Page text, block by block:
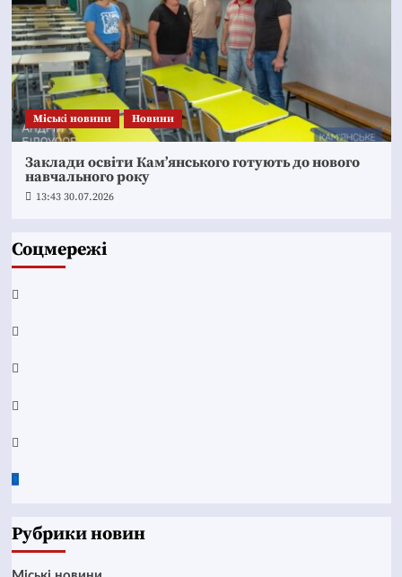
Mіські новини Новини
Заклади освіти Кам’янського готують до нового
навчального року
13:43 30.07.2026
Соцмережі
Facebook
YouTube
Telegram
Instagram
Twitter
Google
Рубрики новин